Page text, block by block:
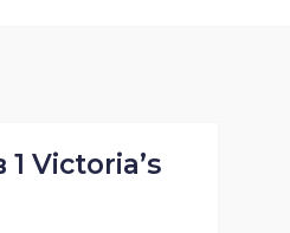
Victoria’s